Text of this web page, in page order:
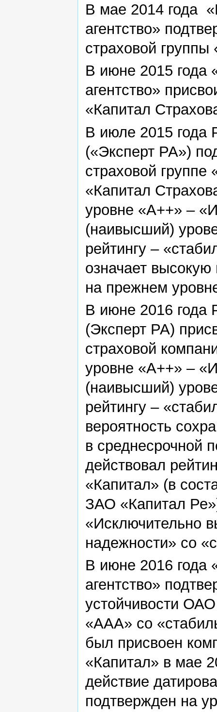
В мае 2014 года
агентство»
страховой
В июне 2015 года
агентство»
«Капитал
В июле 2015 года
(«Эксперт РА»)
страховой
«Капитал
уровне «А++» –
(наивысший)
рейтингу –
означает высокую
на прежнем
В июне 2016 года
(Эксперт РА)
страховой
уровне «А++» –
(наивысший)
рейтингу –
вероятность
в среднесрочной
действовал
«Капитал» (в
ЗАО «Капитал
«Исключительно
надежности» со
В июне 2016 года
агентство»
устойчивости
«ААА» со
был присвоен
«Капитал» в мае
действие
подтвержден на